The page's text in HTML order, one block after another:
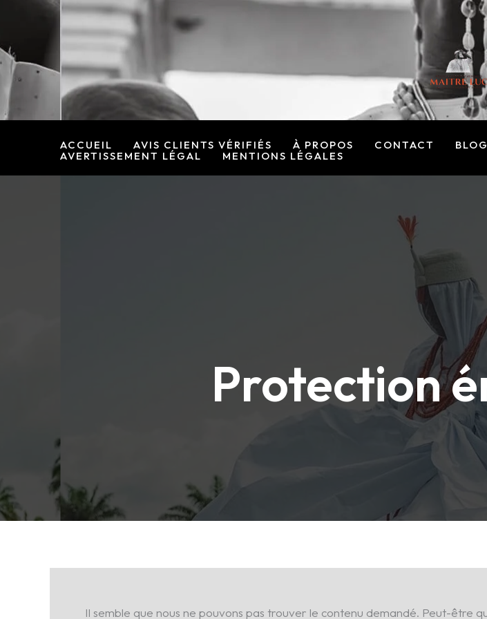
contenu
ACCUEIL AVIS CLIENTS VÉRIFIÉS À PROPOS CONTACT BLOG
AVERTISSEMENT LÉGAL
MENTIONS LÉGALES
Protection
Il semble que nous ne pouvons pas trouver le contenu demandé. Peut-être
Rechercher :